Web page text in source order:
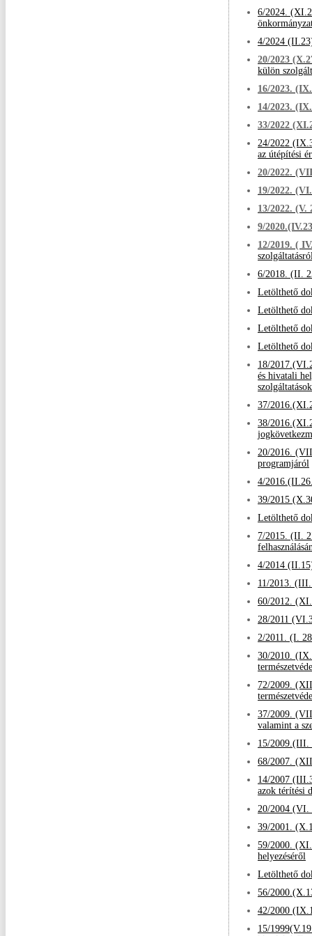
6/2024.
4/2024
20/2023
külön
16/2023.
14/2023.
33/2022
24/2022
az útépítési
20/2022.
19/2022.
13/2022. (V.
9/
12/2019. (
6/2018. (II.
Letölthető
Letölthető
Letölthető
Letölthető
18/
és hivatali
37/
38/
20/2016.
programjáról
4/
39/2015
Letölthető
7/2015. (II.
4/2014
11/2013.
60/2012.
28/2011
2/2011. (I.
30/2010.
72/2009.
37/2009.
valamint a
15/2009.(III.
68/2007.
14/2007
azok térítési
20/2004 (VI.
39/2001.
59/2000.
helyezéséről
Letölthető
56/
42/2000
15/